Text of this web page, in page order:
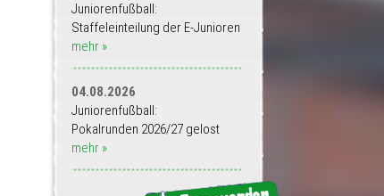
Juniorenfußball:
Staffeleinteilung der E-Junioren
mehr »
04.08.2026
Juniorenfußball:
Pokalrunden 2026/27 gelost
mehr »